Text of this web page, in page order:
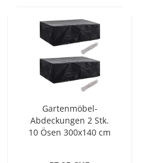
Gartenmöbel-
Abdeckungen 2 Stk.
10 Ösen 300x140 cm